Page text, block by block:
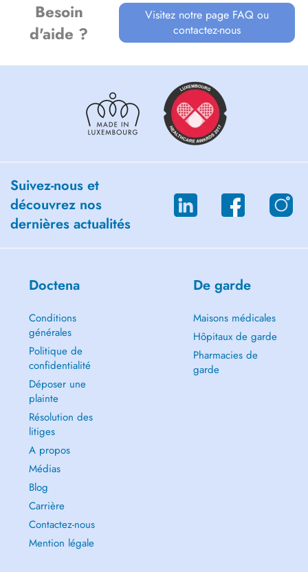
Besoin
d'aide ?
Visitez notre page FAQ ou
contactez-nous
Suivez-nous et
découvrez nos
dernières actualités
Doctena
Conditions
générales
Politique de
confidentialité
Déposer une
plainte
Résolution des
litiges
A propos
Médias
Blog
Carrière
Contactez-nous
Mention légale
De garde
Maisons médicales
Hôpitaux de garde
Pharmacies de
garde